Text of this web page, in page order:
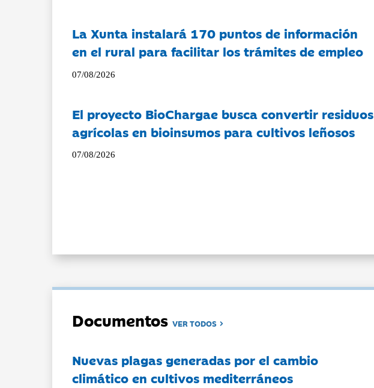
La Xunta instalará 170 puntos de información
en el rural para facilitar los trámites de empleo
07/08/2026
El proyecto BioChargae busca convertir residuos
agrícolas en bioinsumos para cultivos leñosos
07/08/2026
DocumentosVER TODOS
Nuevas plagas generadas por el cambio
climático en cultivos mediterráneos